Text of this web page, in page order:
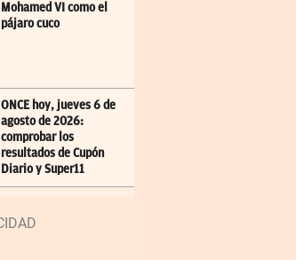
Mohamed VI como el
pájaro cuco
ONCE hoy, jueves 6 de
agosto de 2026:
comprobar los
resultados de Cupón
Diario y Super11